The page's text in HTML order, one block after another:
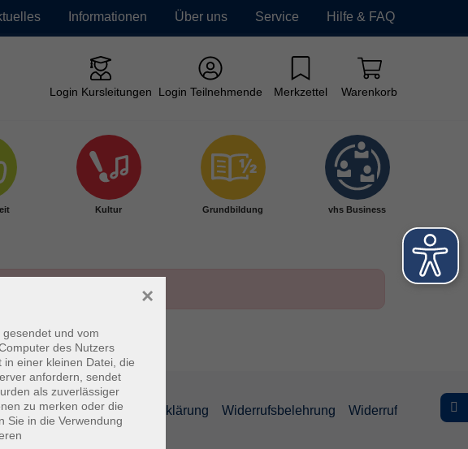
Informationen Über uns Service Hilfe & FAQ
Login Kursleitungen Login Teilnehmende Merkzettel Warenkorb
Kultur Grundbildung vhs Business
Barrierefreiheitserklärung Widerrufsbelehrung Widerruf
und vom
des Nutzers
einer kleinen Datei, die
anfordern, sendet
als zuverlässiger
zu merken oder die
Sie in die Verwendung
×